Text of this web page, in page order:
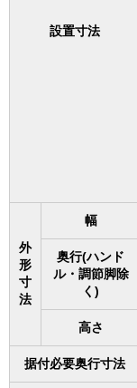
設置寸法
外
形
寸
法
幅
奥行(ハンド
ル・調節脚除
く)
高さ
据付必要奥行寸法